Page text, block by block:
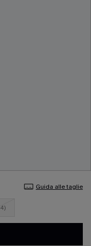
Guida alle taglie